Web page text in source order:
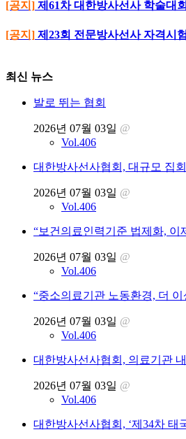
[공지] 제61차 대한방사선사 학술대
[공지] 제23회 전문방사선사 자격시
최신 뉴스
발로 뛰는 협회
2026년 07월 03일 @
Vol.406
대한방사선사협회, 대규모 집
2026년 07월 03일 @
Vol.406
“보건의료인력기준 법제화, 이
2026년 07월 03일 @
Vol.406
“중소의료기관 노동환경, 더
2026년 07월 03일 @
Vol.406
대한방사선사협회, 의료기관
2026년 07월 03일 @
Vol.406
대한방사선사협회, ‘제34차 태